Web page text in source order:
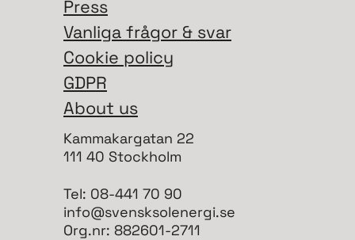
Press
Vanliga frågor & svar
Cookie policy
GDPR
About us
Kammakargatan 22
111 40 Stockholm
Tel: 08-441 70 90
info@svensksolenergi.se
Org.nr: 882601-2711